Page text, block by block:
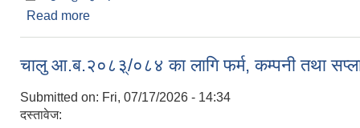
Read more
चालु आ.ब.२०८३्/०८४ का लागि फर्म, कम्पनी तथा
Submitted on: Fri, 07/17/2026 - 14:34
दस्तावेज: